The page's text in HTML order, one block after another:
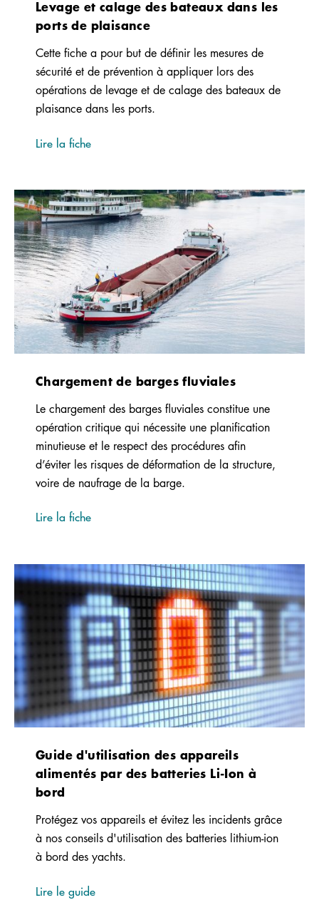
Levage et calage des bateaux dans les
ports de plaisance
Cette fiche a pour but de définir les mesures de
sécurité et de prévention à appliquer lors des
opérations de levage et de calage des bateaux de
plaisance dans les ports.
Lire la fiche
Chargement de barges fluviales
Le chargement des barges fluviales constitue une
opération critique qui nécessite une planification
minutieuse et le respect des procédures afin
d’éviter les risques de déformation de la structure,
voire de naufrage de la barge.
Lire la fiche
Guide d'utilisation des appareils
alimentés par des batteries Li-Ion à
bord
Protégez vos appareils et évitez les incidents grâce
à nos conseils d'utilisation des batteries lithium-ion
à bord des yachts.
Lire le guide